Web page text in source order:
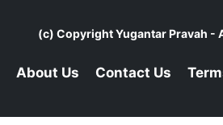
(c) CopyrightYugantar Pravah -
About Us Contact Us